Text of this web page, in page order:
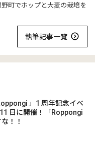
町でホップと大麦の栽培を
執筆記事一覧
」1 周年記念イベ
日に開催！「Roppongi
！！